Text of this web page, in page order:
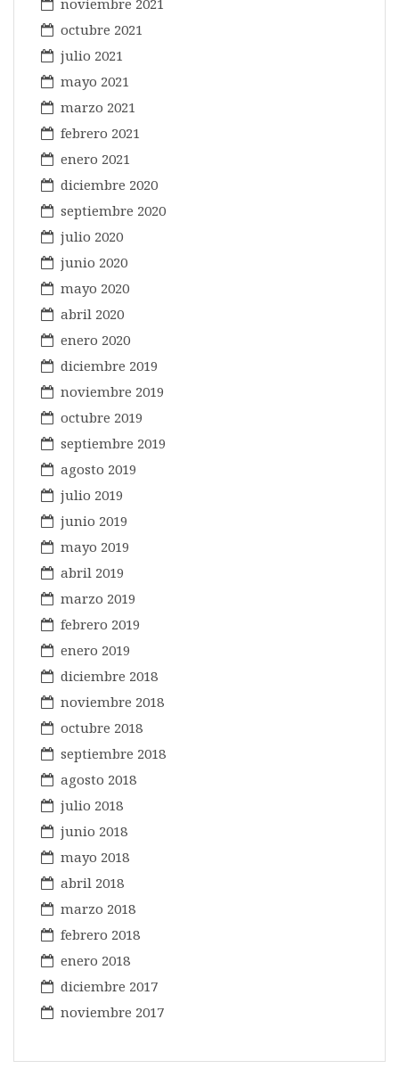
noviembre 2021
octubre 2021
julio 2021
mayo 2021
marzo 2021
febrero 2021
enero 2021
diciembre 2020
septiembre 2020
julio 2020
junio 2020
mayo 2020
abril 2020
enero 2020
diciembre 2019
noviembre 2019
octubre 2019
septiembre 2019
agosto 2019
julio 2019
junio 2019
mayo 2019
abril 2019
marzo 2019
febrero 2019
enero 2019
diciembre 2018
noviembre 2018
octubre 2018
septiembre 2018
agosto 2018
julio 2018
junio 2018
mayo 2018
abril 2018
marzo 2018
febrero 2018
enero 2018
diciembre 2017
noviembre 2017